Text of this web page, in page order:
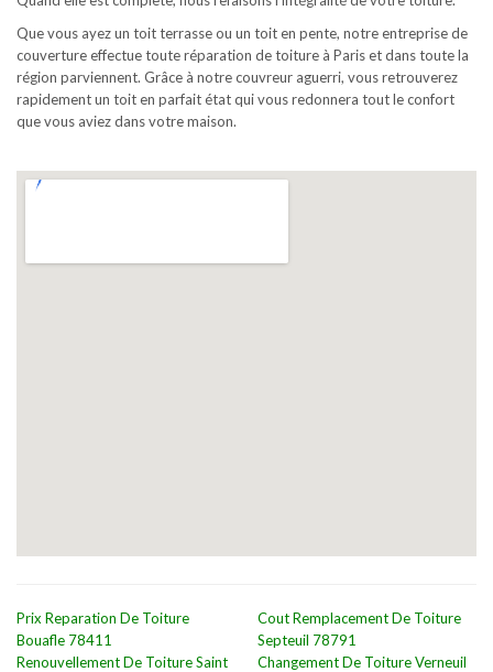
Que vous ayez un toit terrasse ou un toit en pente, notre entreprise de
couverture effectue toute réparation de toiture à Paris et dans toute la
région parviennent. Grâce à notre couvreur aguerri, vous retrouverez
rapidement un toit en parfait état qui vous redonnera tout le confort
que vous aviez dans votre maison.
Prix Reparation De Toiture
Bouafle 78411
Renouvellement De Toiture Saint
Cout Remplacement De Toiture
Septeuil 78791
Changement De Toiture Verneuil